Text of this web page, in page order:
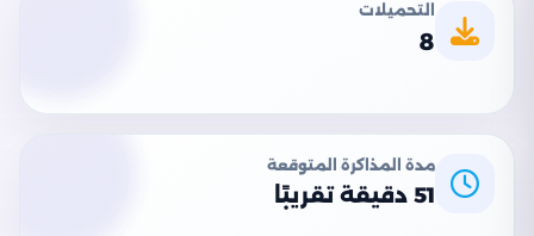
التحميلات
8
مدة المذاكرة المتوقعة
51 دقيقة تقريبًا